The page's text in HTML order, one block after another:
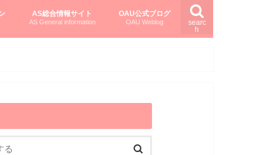
searc
h
AS総合情報サイト
AS General information
OAU公式ブログ
OAU Weblog